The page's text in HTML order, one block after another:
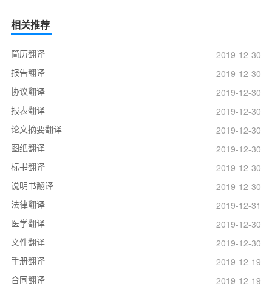
相关推荐
简历翻译
2019-12-30
报告翻译
2019-12-30
协议翻译
2019-12-30
报表翻译
2019-12-30
论文摘要翻译
2019-12-30
图纸翻译
2019-12-30
标书翻译
2019-12-30
说明书翻译
2019-12-30
法律翻译
2019-12-31
医学翻译
2019-12-30
文件翻译
2019-12-30
手册翻译
2019-12-19
合同翻译
2019-12-19